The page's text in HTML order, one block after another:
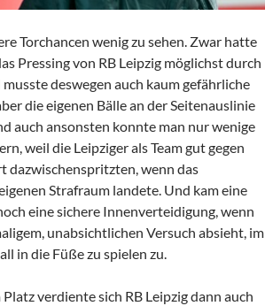
Torchancen wenig zu sehen. Zwar hatte
Pressing von RB Leipzig möglichst durch
deswegen auch kaum gefährliche
die eigenen Bälle an der Seitenauslinie
auch ansonsten konnte man nur wenige
weil die Leipziger als Team gut gegen
dazwischenspritzten, wenn das
Strafraum landete. Und kam eine
eine sichere Innenverteidigung, wenn
unabsichtlichen Versuch absieht, im
in die Füße zu spielen zu.
verdiente sich RB Leipzig dann auch